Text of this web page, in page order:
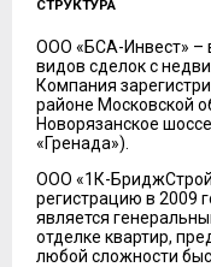
СТРУКТУРА
ООО «БСА-Инвест» –
видов сделок с
Компания
районе Московской
Новорязанское
«Гренада»).
ООО «1К-
регистрацию в 2009
является
отделке квартир,
любой сложности